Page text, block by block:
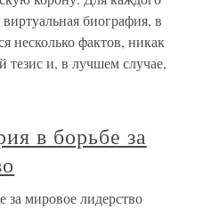
виртуальная биография, в
несколько фактов, никак
и, в лучшем случае,
в борьбе за
за мировое лидерство